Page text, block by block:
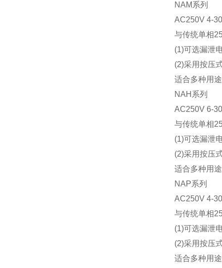
NAM系列
AC250V 4-
与传统单相
(1)可选漏泄
(2)采用按压
适合多种用
NAH系列
AC250V 6-
与传统单相
(1)可选漏泄
(2)采用按压
适合多种用
NAP系列
AC250V 4-
与传统单相
(1)可选漏泄
(2)采用按压
适合多种用